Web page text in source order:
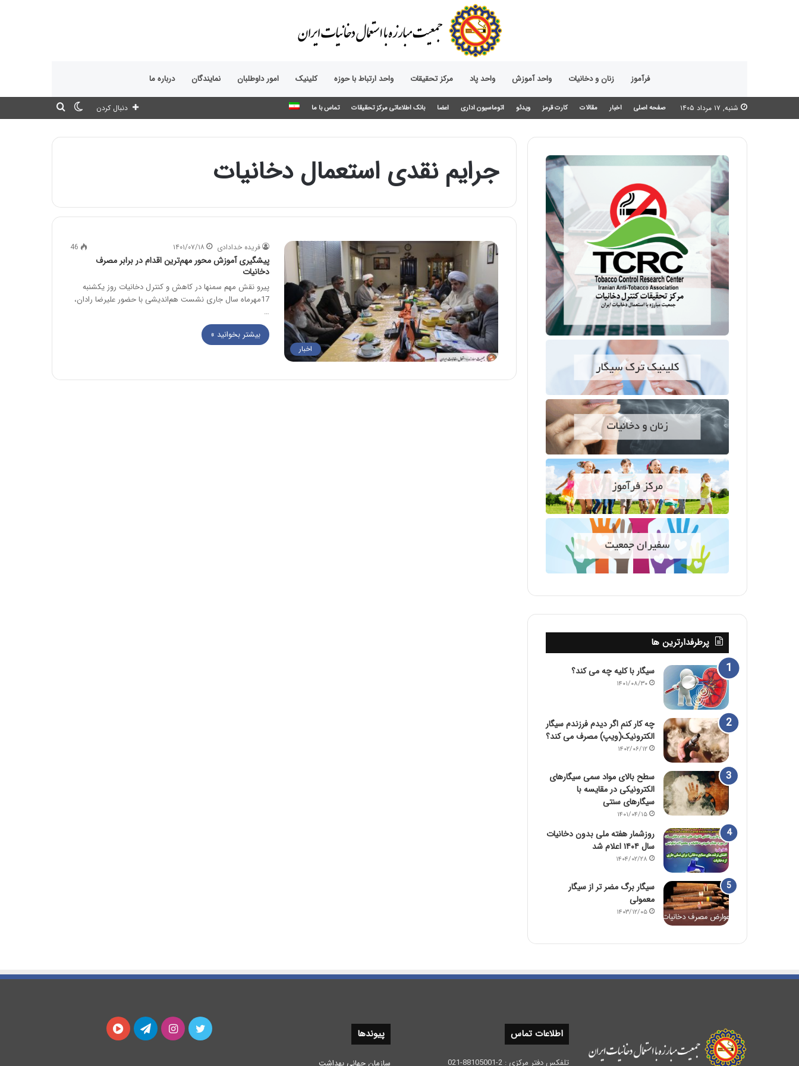
فرآموز زنان و دخانیات واحد آموزش واحد پاد مرکز تحقیقات واحد ارتباط با حوزه‌ کلینیک امور داوطلبان نمایندگان درباره ما
شنبه, ۱۷ مرداد ۱۴۰۵ صفحه اصلی اخبار مقالات کارت قرمز ویدئو اتوماسیون اداری اعضا بانک اطلاعاتی مرکز تحقیقات تماس با ما
تغییر
دنبال کردن
جرایم نقدی استعمال دخانیات
اخبار
فریده خدادادی ۱۴۰۱/۰۷/۱۸ 46
پیشگیری آموزش محور مهم‌ترین اقدام در برابر مصرف
دخانیات
پیرو نقش مهم سمن‎ها در کاهش و کنترل دخانیات روز یکشنبه
17مهرماه سال جاری نشست هم‌اندیشی با حضور علیرضا رادان،
…
بیشتر بخوانید »
پرطرفدارترین ها
سیگار با کلیه چه می کند؟
۱۴۰۱/۰۸/۳۰
چه کار کنم اگر دیدم فرزندم سیگار
الکترونیک(ویپ) مصرف می کند؟
۱۴۰۲/۰۶/۱۲
سطح بالای مواد سمی سیگارهای
الکترونیکی در مقایسه با
سیگارهای سنتی
۱۴۰۱/۰۴/۱۵
روزشمار هفته ملی بدون دخانیات
سال ۱۴۰۴ اعلام شد
۱۴۰۴/۰۲/۲۸
سیگار برگ مضر تر از سیگار
معمولی
۱۴۰۳/۱۲/۰۵
اطلاعات تماس
تلفکس دفتر مرکزی : 2-88105001-021
پیوندها
سازمان جهانی بهداشت
توییتر اینستاگرامتلگرام آپارات